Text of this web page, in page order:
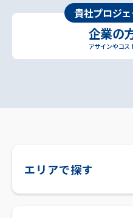
貴社プロジ
企業の
アサインやコス
エリアで探す